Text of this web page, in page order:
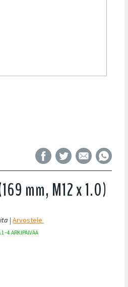
mm, M12 x 1.0)
|Arvostele
ARKIPÄIVÄÄ